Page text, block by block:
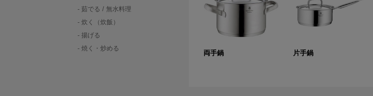
茹でる / 無水料理
炊く（炊飯）
揚げる
焼く・炒める
両手鍋 片手鍋